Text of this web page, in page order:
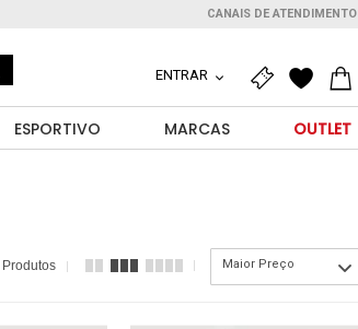
CANAIS DE ATENDIMENTO
ENTRAR
ESPORTIVO MARCAS OUTLET
Produtos Maior Preço